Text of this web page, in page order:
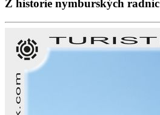
Z historie nymburských radnic